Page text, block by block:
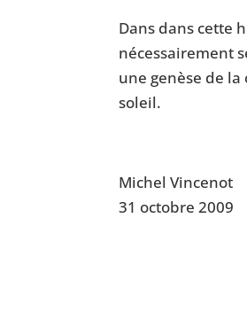
Dans dans cette
nécessairement
une genèse de
soleil.
Michel Vincenot
31 octobre 2009